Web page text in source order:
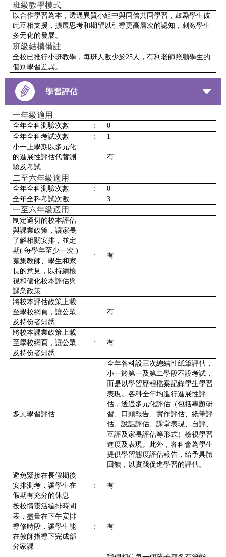
班級教學模式
以合作學習為本，透過異質小組中與同儕共同學習，鼓勵學生彼
此互相支援，擴展思考和期望以引導更高層次的認知，刺激學生
多元化的發展。
班級結構備註
全校已推行小班教學，每班人數少於25人，有利老師照顧學生的
個別學習差異。
學習評估
一年級適用
全年全科測驗次數 :
0
全年全科考試次數
:
1
小一上學期以多元化
的進展性評估代替測
驗及考試
: 有
二至六年級適用
全年全科測驗次數 :
0
全年全科考試次數
: 3
一至六年級適用
制定適切的校本評估
與課業政策，讓家長
了解相關安排，並定
期( 每學年至少一次 )
蒐集教師、學生和家
長的意見，以持續檢
視和優化校本評估與
課業政策
: 有
將校本評估政策上載
至學校網頁，讓公眾
及持份者知悉
: 有
將校本課業政策上載
至學校網頁，讓公眾
及持份者知悉
: 有
多元學習評估 :
全年各科設三次總結性紙筆評估，
小一於第一及第二學段不設考試，
而是以學習歷程檔案記錄學生學習
表現。各科全年均進行進展性評
估，透過多元化評估（包括專題研
習、口頭報告、實作評估、紙筆評
估、說話評估、課堂表現、自評、
互評及家長評估等形式）檢視學習
進度及表現。此外，各科會為學生
提供學習態度評估報告，給予具體
回饋，以實踐促進學習的評估。
避免緊接在長假期後
安排測考，讓學生在
假期有充分的休息
: 有
按校情靈活編排時間
表，盡量在下午安排
導修時段，讓學生能
在教師指導下完成部
分家課
: 有